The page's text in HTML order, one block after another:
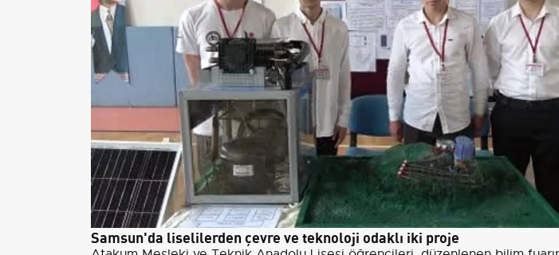
Samsun'da liselilerden çevre ve teknoloji odaklı iki proje